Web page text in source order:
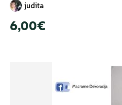
judita
6,00€